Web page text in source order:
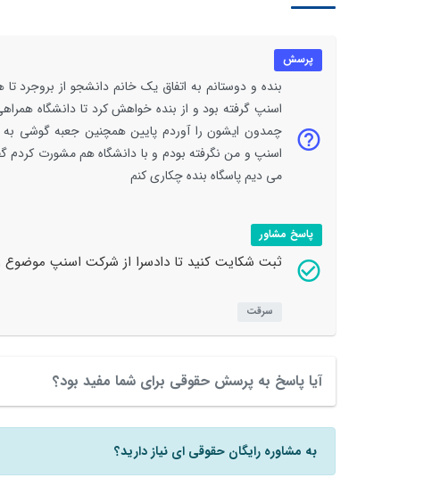
پرسش
بنده و دوستانم به اتفاق یک خانم دانشجو از بروجرد
اسنپ گرفته بود و از بنده خواهش کرد تا دانشگاه
چمدون ایشون را آوردم پایین همچنین جعبه گوشی
اسنپ و من نگرفته بودم و با دانشگاه هم مشورت کردم
می دیم پاسگاه بنده چکاری کنم
پاسخ مشاور
ثبت شکایت کنید تا دادسرا از شرکت اسنپ موضوع
سرقت
آیا پاسخ به پرسش حقوقی برای شما مفید بود؟
به مشاوره رایگان حقوقی ای نیاز دارید؟